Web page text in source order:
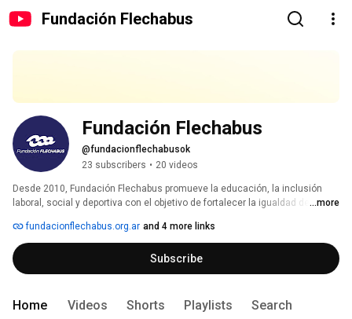
Fundación Flechabus
Fundación Flechabus
@fundacionflechabusok
23 subscribers • 20 videos
Desde 2010, Fundación Flechabus promueve la educación, la inclusión
laboral, social y deportiva con el objetivo de fortalecer la igualdad de ...more
fundacionflechabus.org.ar and 4 more links
Subscribe
Home Videos Shorts Playlists Search